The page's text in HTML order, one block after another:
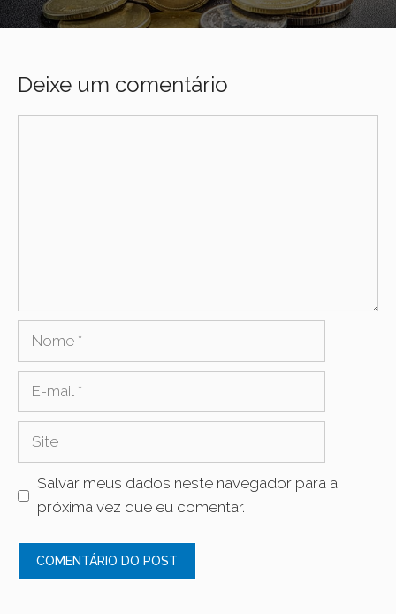
Deixe um comentário
Nome
Site
Salvar meus dados neste navegador para a
próxima vez que eu comentar.